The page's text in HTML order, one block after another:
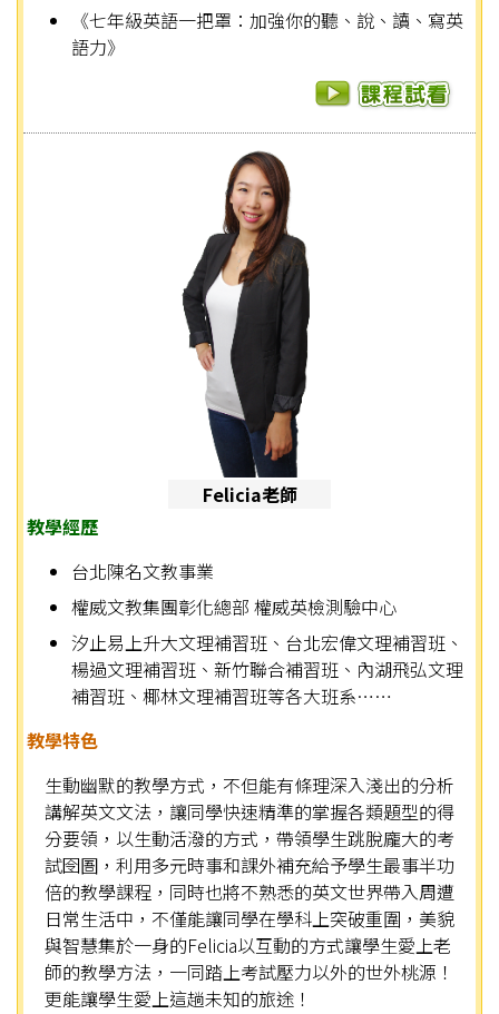
《七年級英語一把罩：加強你的聽、說、讀、寫英
語力》
Felicia老師
教學經歷
台北陳名文教事業
權威文教集團彰化總部 權威英檢測驗中心
汐止易上升大文理補習班、台北宏偉文理補習班、
楊過文理補習班、新竹聯合補習班、內湖飛弘文理
補習班、椰林文理補習班等各大班系……
教學特色
生動幽默的教學方式，不但能有條理深入淺出的分析
講解英文文法，讓同學快速精準的掌握各類題型的得
分要領，以生動活潑的方式，帶領學生跳脫龐大的考
試囹圄，利用多元時事和課外補充給予學生最事半功
倍的教學課程，同時也將不熟悉的英文世界帶入周遭
日常生活中，不僅能讓同學在學科上突破重圍，美貌
與智慧集於一身的Felicia以互動的方式讓學生愛上老
師的教學方法，一同踏上考試壓力以外的世外桃源！
更能讓學生愛上這趟未知的旅途！